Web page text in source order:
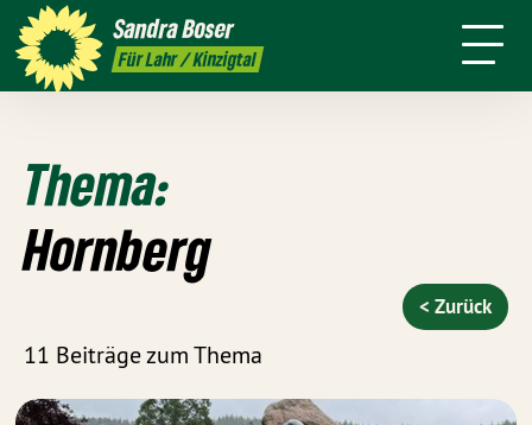
SandraBoser
Für Lahr / Kinzigtal
Presse Kontakt Termine
mich
Thema:
Hornberg
11 Beiträge zum Thema
< Zurück